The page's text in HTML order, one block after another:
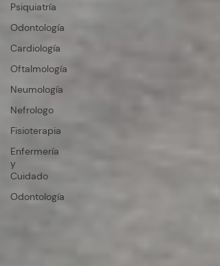
Psiquiatría
Odontología
Cardiología
Oftalmología
Neumología
Nefrologo
Fisioterapia
Enfermería
y
Cuidado
Odontología